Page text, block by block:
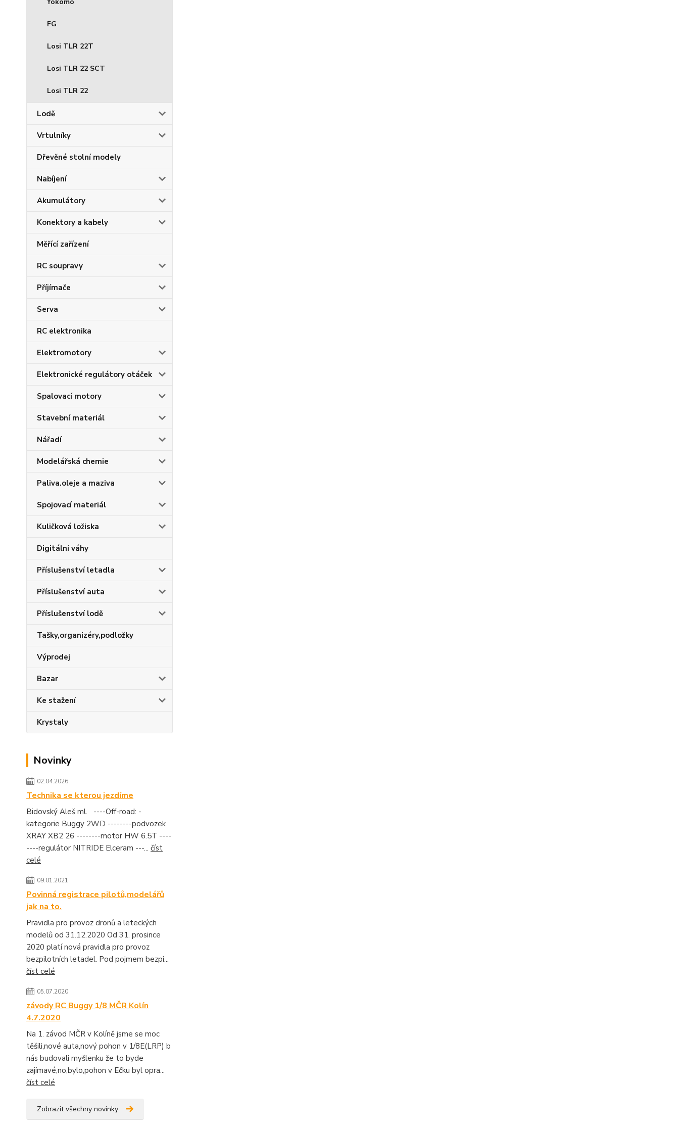
FG
Losi TLR 22T
Losi TLR 22 SCT
Losi TLR 22
Lodě
Vrtulníky
Dřevěné stolní modely
Nabíjení
Akumulátory
Konektory a kabely
Měřící zařízení
RC soupravy
Příjímače
Serva
RC elektronika
Elektromotory
Elektronické regulátory otáček
Spalovací motory
Stavební materiál
Nářadí
Modelářská chemie
Paliva.oleje a maziva
Spojovací materiál
Kuličková ložiska
Digitální váhy
Příslušenství letadla
Příslušenství auta
Příslušenství lodě
Tašky,organizéry,podložky
Výprodej
Bazar
Ke stažení
Krystaly
Novinky
02.04.2026
Technika se kterou jezdíme
Bidovský Aleš ml. ----Off-road: -
kategorie Buggy 2WD --------podvozek
XRAY XB2 26 --------motor HW 6.5T ----
----regulátor NITRIDE Elceram ---... číst
celé
09.01.2021
Povinná registrace pilotů,modelářů
jak na to.
Pravidla pro provoz dronů a leteckých
modelů od 31.12.2020 Od 31. prosince
2020 platí nová pravidla pro provoz
bezpilotních letadel. Pod pojmem bezpi...
číst celé
05.07.2020
závody RC Buggy 1/8 MČR Kolín
4.7.2020
Na 1. závod MČR v Kolíně jsme se moc
těšili,nové auta,nový pohon v 1/8E(LRP) b
nás budovali myšlenku že to byde
zajímavé,no,bylo,pohon v Ečku byl opra...
číst celé
Zobrazit všechny novinky